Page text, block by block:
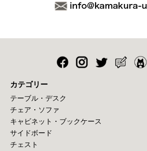
カテゴリー
テーブル・デスク
チェア・ソファ
キャビネット・ブックケース
サイドボード
チェスト